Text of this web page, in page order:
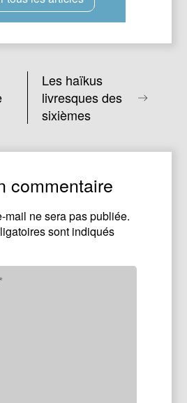
Les haïkus
livresques des
sixièmes
commentaire
mail ne sera pas publiée.
sont indiqués